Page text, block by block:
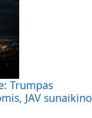
Trumpas
JAV sunaikino